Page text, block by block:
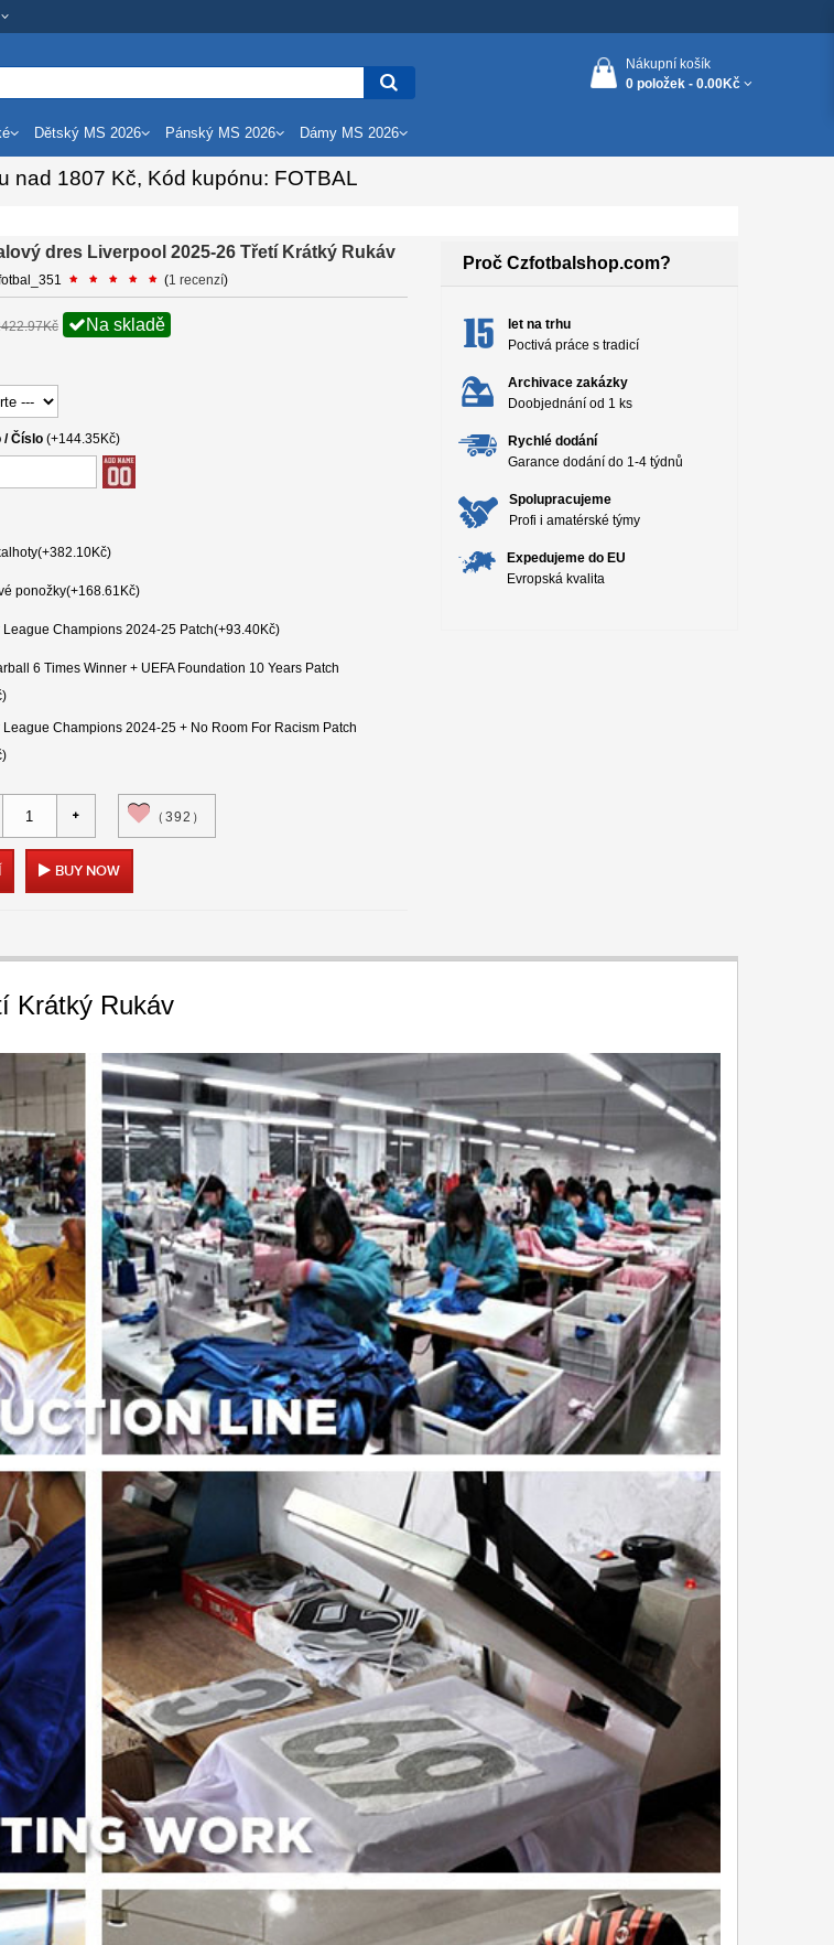
Nákupní košík
0 položek - 0.00Kč
Dětský MS 2026 Pánský MS 2026 Dámy MS 2026
nad 1807 Kč, Kód kupónu: FOTBAL
dres Liverpool 2025-26 Třetí Krátký Rukáv
(1 recenzí)
Na skladě
/ Číslo(+144.35Kč)
ponožky(+168.61Kč)
League Champions 2024-25 Patch(+93.40Kč)
6 Times Winner + UEFA Foundation 10 Years Patch
League Champions 2024-25 + No Room For Racism Patch
（392）
BUY NOW
Proč Czfotbalshop.com?
let na trhu
Poctivá práce s tradicí
Archivace zakázky
Doobjednání od 1 ks
Rychlé dodání
Garance dodání do 1-4 týdnů
Spolupracujeme
Profi i amatérské týmy
Expedujeme do EU
Evropská kvalita
Krátký Rukáv